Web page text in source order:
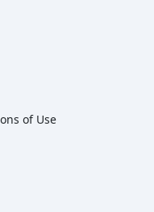
of Use